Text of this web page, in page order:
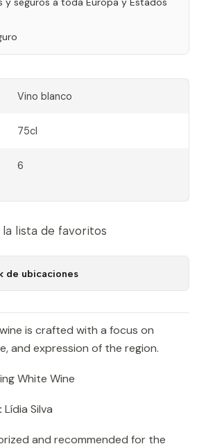
Vino blanco
75cl
6
lista de favoritos
de ubicaciones
is crafted with a focus on
and expression of the region.
White Wine
Lídia Silva
and recommended for the